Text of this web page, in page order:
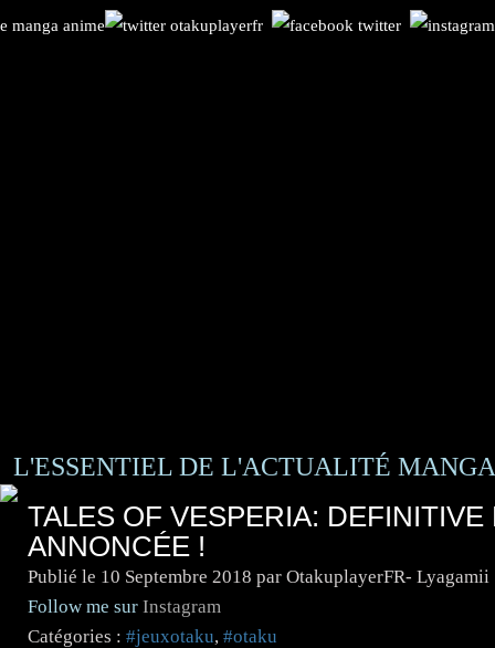
L'ESSENTIEL DE L'ACTUALITÉ
TALES OF VESPERIA:
ANNONCÉE !
Publié le 10 Septembre 2018 par OtakuplayerFR- Lyagamii
Follow me sur Instagram
Catégories : #jeuxotaku, #otaku